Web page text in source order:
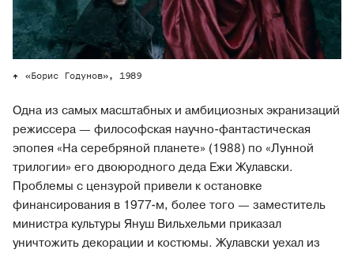
«Борис Годунов», 1989
Одна из самых масштабных и амбициозных экранизаций
режиссера — философская научно-фантастическая
эпопея «На серебряной планете» (1988) по «Лунной
трилогии» его двоюродного деда Ежи Жулавски.
Проблемы с цензурой привели к остановке
финансирования в 1977-м, более того — заместитель
министра культуры Януш Вильхельми приказал
уничтожить декорации и костюмы. Жулавски уехал из